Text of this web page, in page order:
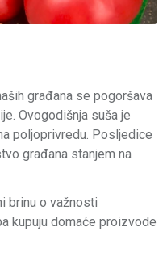
građana se pogoršava
Ovogodišnja suša je
poljoprivredu. Posljedice
građana stanjem na
brinu o važnosti
kupuju domaće proizvode